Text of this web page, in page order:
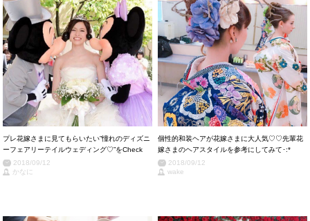
プレ花嫁さまに見てもらいたい”憧れのディズニ
ーフェアリーテイルウェディング♡”をCheck
2018/09/12
かなに
個性的和装ヘアが花嫁さまに大人気♡♡先輩花
嫁さまのヘアスタイルを参考にしてみて･:*
2018/09/12
wake